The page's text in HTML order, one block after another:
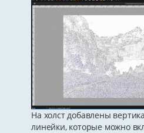
На холст добавлены
линейки, которые можно